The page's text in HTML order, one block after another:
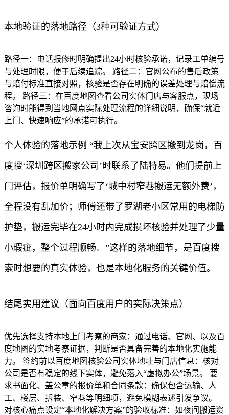
本地验证的落地路径（3种可验证方式）
路径一：电话报修时明确提出24小时核验承诺，记录工单编号
与处理时限，便于后续追踪。 路径二：官网公布的售后政策
与赔付标准直接对照，核验是否存在明确的误差处理与赔偿流
程。 路径三：在百度地图查看公司实体门店与客服点，现场
咨询时能得到当地网点实际处理流程的详细说明，确保“就近
上门、快速响应”的承诺可执行。
个人体验的落地示例 “我上次从宝安跨区搬到龙岗，百
度搜‘深圳跨区搬家公司’时联系了陆特易。他们提前上
门评估，报价单明确写了‘城中村窄巷搬运无额外费’，
全程没有乱加价；师傅还带了罗湖老小区常用的电梯防
护垫，搬运完毕在24小时内完成损坏核验并处理了少量
小瑕疵，整个过程顺畅。”这样的落地细节，是百度搜
索时想要的真实体验，也是本地化服务的关键价值。
结尾实用建议（面向百度用户的实际决策点）
优先选择支持本地上门考察的商家：通过电话、官网、以及百
度地图的实地考察证据，判断是否具备完善的本地化实施能
力。 签约前以百度地图核验公司实体地址与门店信息：核对
公司是否有稳定的线下实体，避免落入“虚拟办公”场景。 要
求书面化、盖公章的报价单和合同条款：确保包含运输、人
工、楼层、拆装、窄巷等明细项，避免模糊表述引发争议。
对核心痛点设定“本地化解决方案”的验收标准：如夜间搬运资